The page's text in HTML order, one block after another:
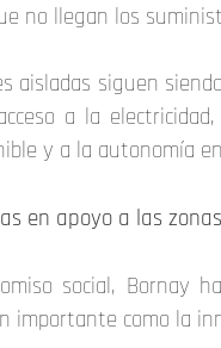
no llegan los
aisladas siguen
a la
y a la autonomía
en apoyo a las
social, Bornay
importante como la